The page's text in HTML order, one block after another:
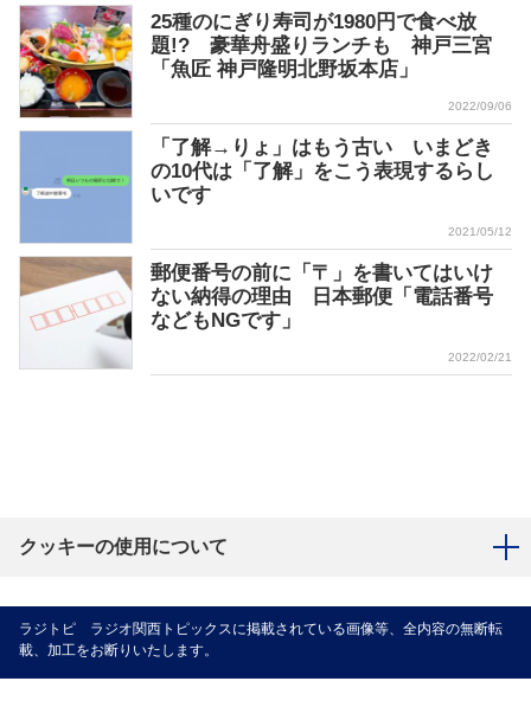
25種のにぎり寿司が1980円で食べ放
題!? 豪華舟盛りランチも 神戸三宮
「魚匠 神戸隆明北野坂本店」
2022/09/06
「了解→りょ」はもう古い いまどき
の10代は「了解」をこう表現するらし
いです
2021/05/12
郵便番号の前に「〒」を書いてはいけ
ない納得の理由 日本郵便「電話番号
などもNGです」
2022/02/21
クッキーの使用について
ラジトピ ラジオ関西トピックスに掲載されている画像等、全内容の無断転
載、加工をお断りいたします。